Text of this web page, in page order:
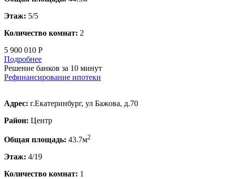
Этаж: 5/5
Количество комнат: 2
5 900 010 Р
Подробнее
Решение банков за 10 минут
Рефинансирование ипотеки
Адрес: г.Екатеринбург, ул Бажова, д.70
Район: Центр
Общая площадь: 43.7м2
Этаж: 4/19
Количество комнат: 1